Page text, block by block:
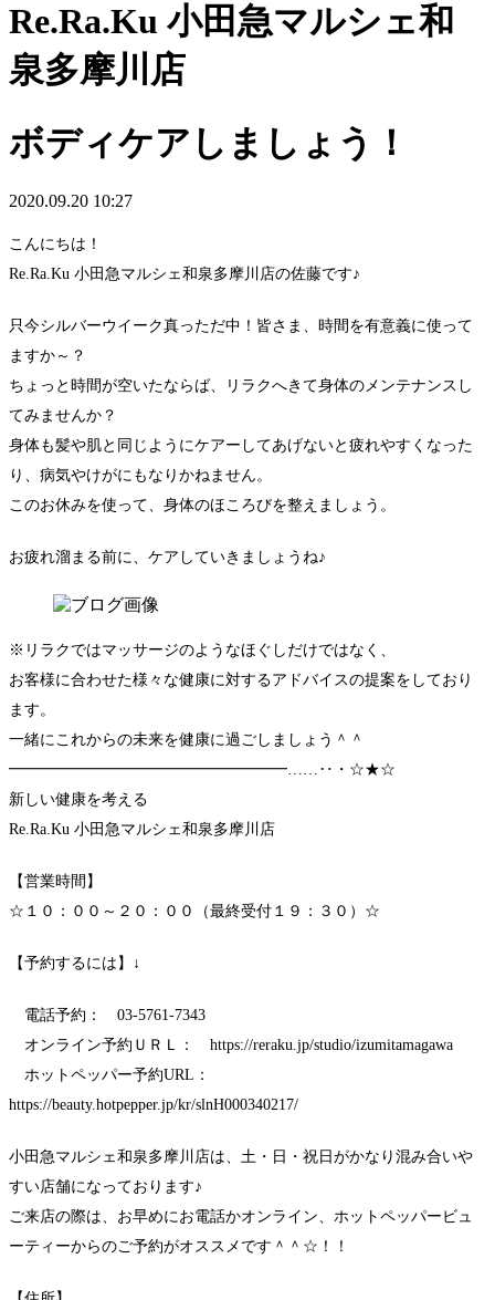
Re.Ra.Ku 小田急マルシェ和
泉多摩川店
ボディケアしましょう！
2020.09.20 10:27
こんにちは！
Re.Ra.Ku 小田急マルシェ和泉多摩川店の佐藤です♪
只今シルバーウイーク真っただ中！皆さま、時間を有意義に使って
ますか～？
ちょっと時間が空いたならば、リラクへきて身体のメンテナンスし
てみませんか？
身体も髪や肌と同じようにケアーしてあげないと疲れやすくなった
り、病気やけがにもなりかねません。
このお休みを使って、身体のほころびを整えましょう。
お疲れ溜まる前に、ケアしていきましょうね♪
※リラクではマッサージのようなほぐしだけではなく、
お客様に合わせた様々な健康に対するアドバイスの提案をしており
ます。
一緒にこれからの未来を健康に過ごしましょう＾＾
━━━━━━━━━━━━━━━━━━……‥・☆★☆
新しい健康を考える
Re.Ra.Ku 小田急マルシェ和泉多摩川店
【営業時間】
☆１０：００～２０：００（最終受付１９：３０）☆
【予約するには】↓
電話予約： 03-5761-7343
オンライン予約ＵＲＬ： https://reraku.jp/studio/izumitamagawa
ホットペッパー予約URL：
https://beauty.hotpepper.jp/kr/slnH000340217/
小田急マルシェ和泉多摩川店は、土・日・祝日がかなり混み合いや
すい店舗になっております♪
ご来店の際は、お早めにお電話かオンライン、ホットペッパービュ
ーティーからのご予約がオススメです＾＾☆！！